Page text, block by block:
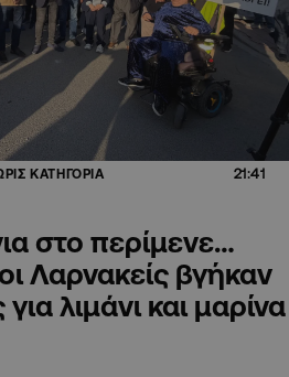
ΚΑΤΗΓΟΡΙΑ 21:41
στο περίμενε…
Λαρνακείς βγήκαν
λιμάνι και μαρίνα